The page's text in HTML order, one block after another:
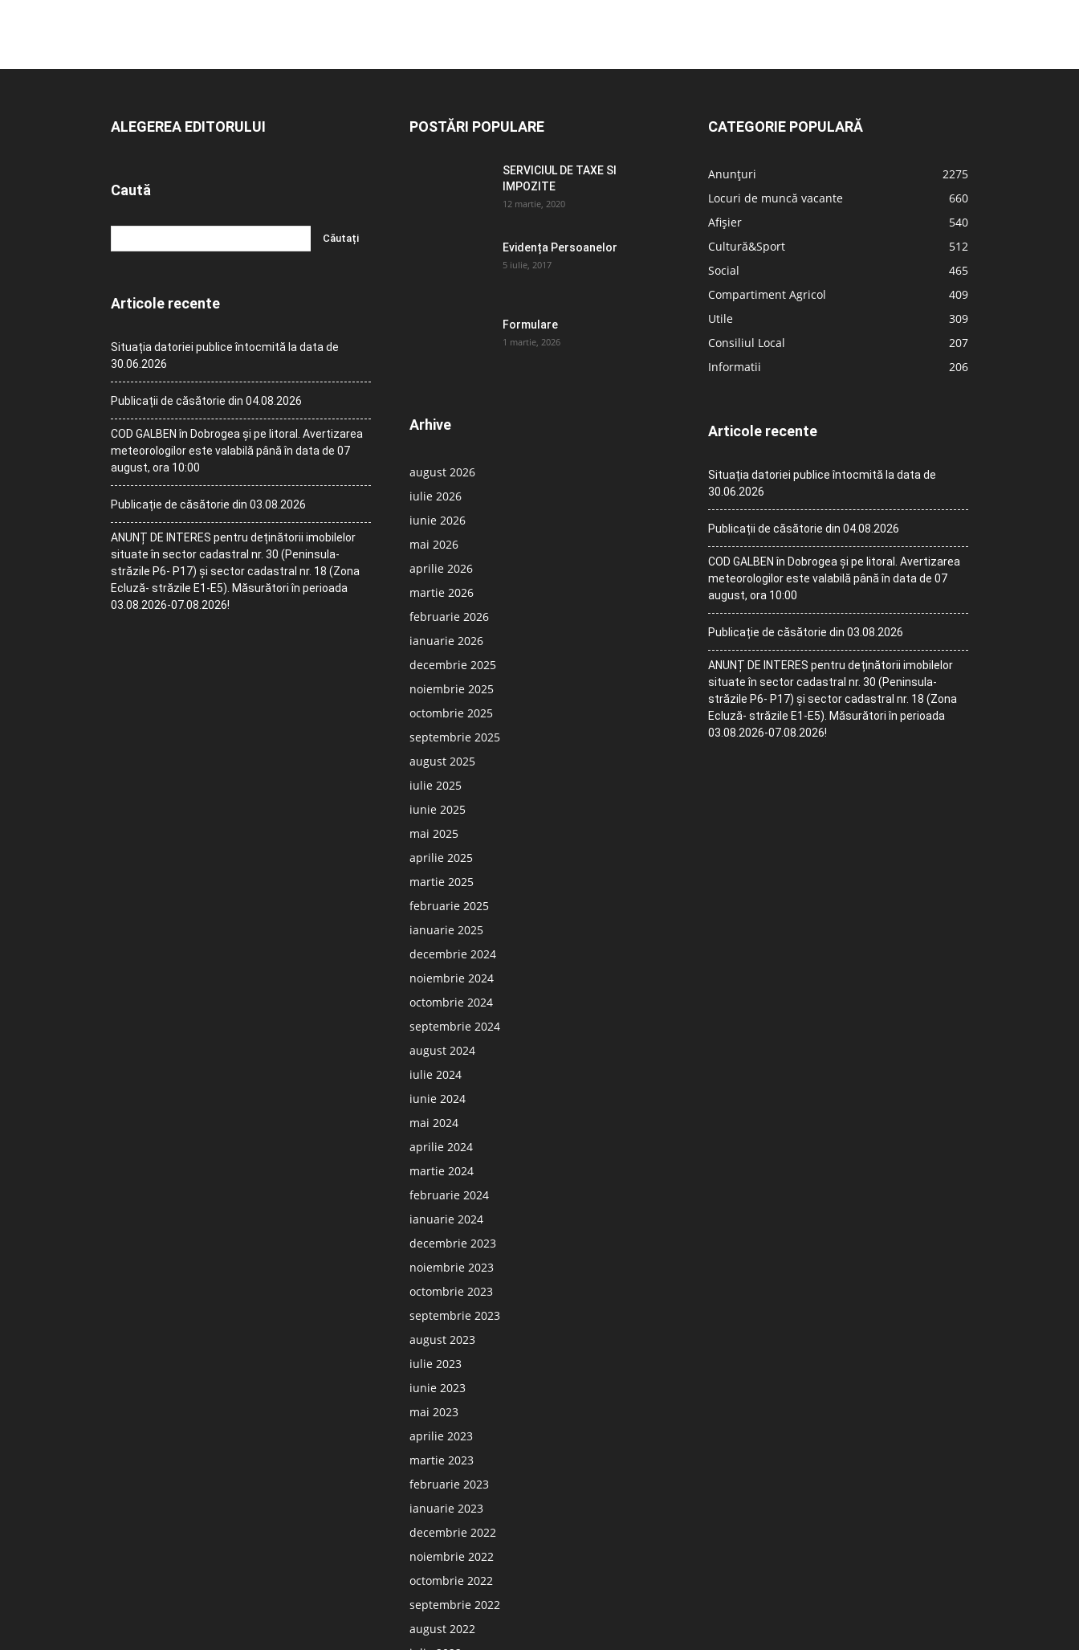
ALEGEREA EDITORULUI
Caută
Articole recente
Situația datoriei publice întocmită la data de
30.06.2026
Publicații de căsătorie din 04.08.2026
COD GALBEN în Dobrogea și pe litoral. Avertizarea
meteorologilor este valabilă până în data de 07
august, ora 10:00
Publicație de căsătorie din 03.08.2026
ANUNȚ DE INTERES pentru deținătorii imobilelor
situate în sector cadastral nr. 30 (Peninsula-
străzile P6- P17) și sector cadastral nr. 18 (Zona
Ecluză- străzile E1-E5). Măsurători în perioada
03.08.2026-07.08.2026!
POSTĂRI POPULARE
SERVICIUL DE TAXE SI
IMPOZITE
12 martie, 2020
Evidența Persoanelor
5 iulie, 2017
Formulare
1 martie, 2026
Arhive
august 2026
iulie 2026
iunie 2026
mai 2026
aprilie 2026
martie 2026
februarie 2026
ianuarie 2026
decembrie 2025
noiembrie 2025
octombrie 2025
septembrie 2025
august 2025
iulie 2025
iunie 2025
mai 2025
aprilie 2025
martie 2025
februarie 2025
ianuarie 2025
decembrie 2024
noiembrie 2024
octombrie 2024
septembrie 2024
august 2024
iulie 2024
iunie 2024
mai 2024
aprilie 2024
martie 2024
februarie 2024
ianuarie 2024
decembrie 2023
noiembrie 2023
octombrie 2023
septembrie 2023
august 2023
iulie 2023
iunie 2023
mai 2023
aprilie 2023
martie 2023
februarie 2023
ianuarie 2023
decembrie 2022
noiembrie 2022
octombrie 2022
septembrie 2022
august 2022
CATEGORIE POPULARĂ
Anunțuri
2275
Locuri de muncă vacante
660
Afișier
540
Cultură&Sport
512
Social
465
Compartiment Agricol
409
Utile
309
Consiliul Local
207
Informatii
206
Articole recente
Situația datoriei publice întocmită la data de
30.06.2026
Publicații de căsătorie din 04.08.2026
COD GALBEN în Dobrogea și pe litoral. Avertizarea
meteorologilor este valabilă până în data de 07
august, ora 10:00
Publicație de căsătorie din 03.08.2026
ANUNȚ DE INTERES pentru deținătorii imobilelor
situate în sector cadastral nr. 30 (Peninsula-
străzile P6- P17) și sector cadastral nr. 18 (Zona
Ecluză- străzile E1-E5). Măsurători în perioada
03.08.2026-07.08.2026!